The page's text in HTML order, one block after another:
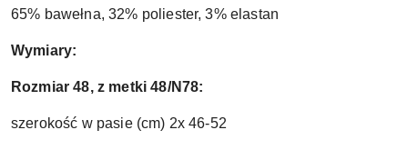
65% bawełna, 32% poliester, 3% elastan
Wymiary:
Rozmiar 48, z metki 48/N78:
szerokość w pasie (cm) 2x 46-52